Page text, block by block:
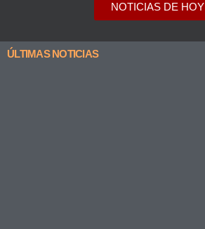
NOTICIAS DE HOY
ÚLTIMAS NOTICIAS